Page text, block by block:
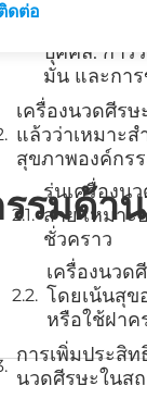
ดต่อ
รมด้า
บุคคล: การ
มั่น และกา
เครื่องนวดศีร
แล้วว่าเหมาะ
สุขภาพองค์กร
รุ่นเครื่องน
สาย เหมาะ
ชั่วคราว
เครื่องนวด
โดยเน้นสุข
หรือใช้ฝาค
การเพิ่มประสิท
นวดศีรษะในส